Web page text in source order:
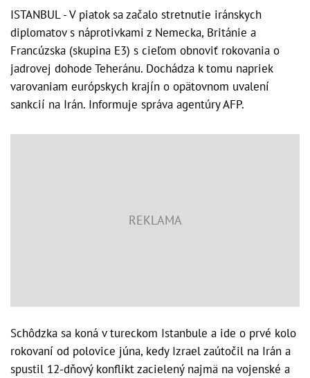
ISTANBUL - V piatok sa začalo stretnutie iránskych
diplomatov s náprotivkami z Nemecka, Británie a
Francúzska (skupina E3) s cieľom obnoviť rokovania o
jadrovej dohode Teheránu. Dochádza k tomu napriek
varovaniam európskych krajín o opätovnom uvalení
sankcií na Irán. Informuje správa agentúry AFP.
Schôdzka sa koná v tureckom Istanbule a ide o prvé kolo
rokovaní od polovice júna, kedy Izrael zaútočil na Irán a
spustil 12-dňový konflikt zacielený najmä na vojenské a